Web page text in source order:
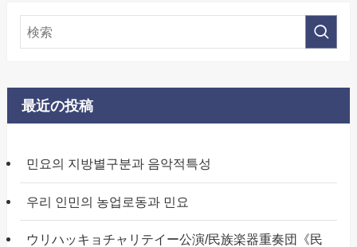
最近の投稿
민요의 지방별구분과 음악적특성
우리 인민의 농업로동과 민요
ウリハッキョチャリテイー公演/民族楽器重奏団《民